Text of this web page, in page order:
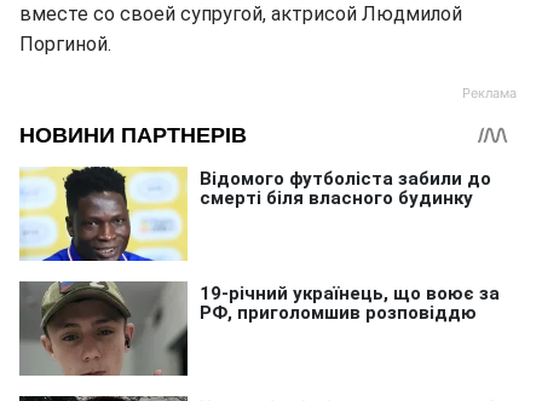
вместе со своей супругой, актрисой Людмилой
Поргиной.